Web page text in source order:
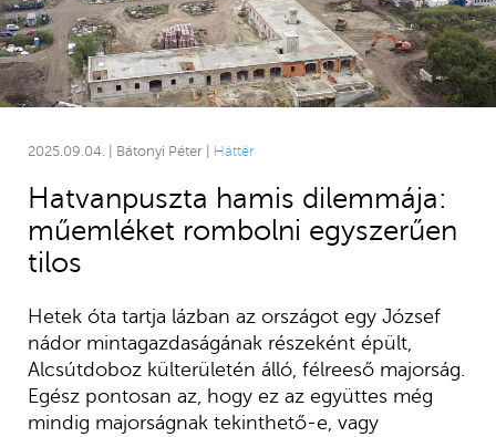
2025.09.04. | Bátonyi Péter | Háttér
Hatvanpuszta hamis dilemmája:
műemléket rombolni egyszerűen
tilos
Hetek óta tartja lázban az országot egy József
nádor mintagazdaságának részeként épült,
Alcsútdoboz külterületén álló, félreeső majorság.
Egész pontosan az, hogy ez az együttes még
mindig majorságnak tekinthető-e, vagy